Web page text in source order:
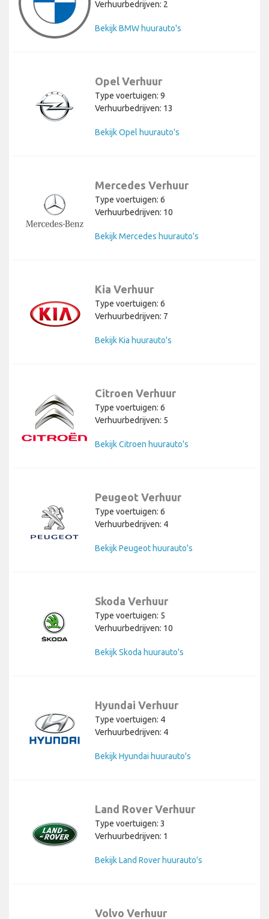
Verhuurbedrijven: 2
Bekijk BMW huurauto's
Opel Verhuur
Type voertuigen: 9
Verhuurbedrijven: 13
Bekijk Opel huurauto's
Mercedes Verhuur
Type voertuigen: 6
Verhuurbedrijven: 10
Bekijk Mercedes huurauto's
Kia Verhuur
Type voertuigen: 6
Verhuurbedrijven: 7
Bekijk Kia huurauto's
Citroen Verhuur
Type voertuigen: 6
Verhuurbedrijven: 5
Bekijk Citroen huurauto's
Peugeot Verhuur
Type voertuigen: 6
Verhuurbedrijven: 4
Bekijk Peugeot huurauto's
Skoda Verhuur
Type voertuigen: 5
Verhuurbedrijven: 10
Bekijk Skoda huurauto's
Hyundai Verhuur
Type voertuigen: 4
Verhuurbedrijven: 4
Bekijk Hyundai huurauto's
Land Rover Verhuur
Type voertuigen: 3
Verhuurbedrijven: 1
Bekijk Land Rover huurauto's
Volvo Verhuur